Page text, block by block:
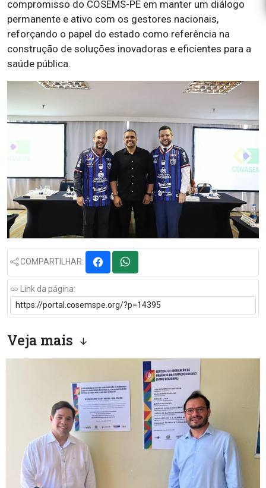
compromisso do COSEMS-PE em manter um diálogo
permanente e ativo com os gestores nacionais,
reforçando o papel do estado como referência na
construção de soluções inovadoras e eficientes para a
saúde pública.
COMPARTILHAR:
Link da página:
Veja mais